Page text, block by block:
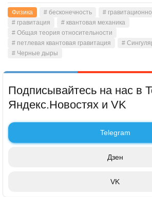
Физика # бесконечность
#
# гравитация
# квантовая механика
# Общая теория относительности
# петлевая квантовая гравитация
#
# Черные дыры
Подписывайтесь на нас в
Яндекс.Новостях и VK
Telegram
Дзен
VK